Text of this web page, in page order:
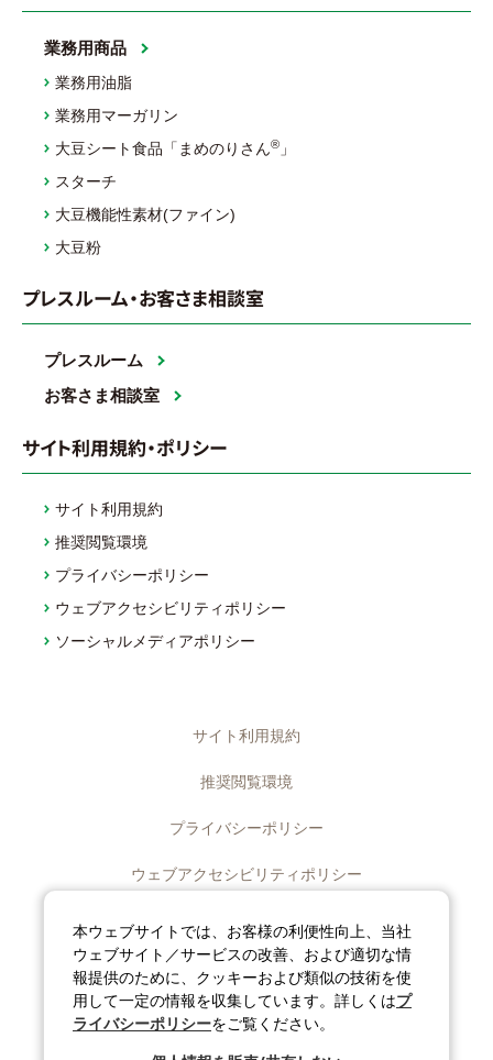
業務用商品
業務用油脂
業務用マーガリン
大豆シート食品「まめのりさん® 」
スターチ
大豆機能性素材(ファイン)
大豆粉
プレスルーム・お客さま相談室
プレスルーム
お客さま相談室
サイト利用規約・ポリシー
サイト利用規約
推奨閲覧環境
プライバシーポリシー
ウェブアクセシビリティポリシー
ソーシャルメディアポリシー
サイト利用規約
推奨閲覧環境
プライバシーポリシー
ウェブアクセシビリティポリシー
ディスクロージャーポリシー
ソーシャルメディアポリシー
サイトマップ
本ウェブサイトでは、お客様の利便性向上、当社
ウェブサイト／サービスの改善、および適切な情
報提供のために、クッキーおよび類似の技術を使
用して一定の情報を収集しています。詳しくはプ
ライバシーポリシーをご覧ください。